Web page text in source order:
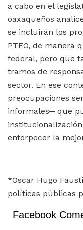
a cabo en el
oaxaqueños
se incluirán los
PTEO, de manera
federal, pero que
tramos de
sector. En ese
preocupaciones
informales─ que
entorpecer la
*Oscar Hugo
políticas públicas
Facebook